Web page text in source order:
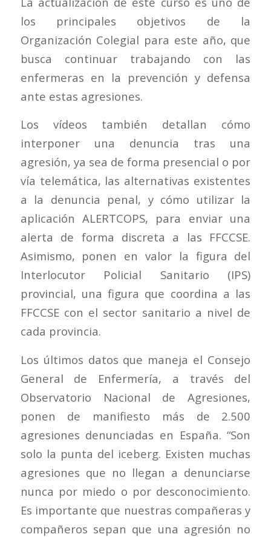
los principales objetivos de la
Organización Colegial para este año, que
busca continuar trabajando con las
enfermeras en la prevención y defensa
ante estas agresiones.
Los vídeos también detallan cómo
interponer una denuncia tras una
agresión, ya sea de forma presencial o por
vía telemática, las alternativas existentes
a la denuncia penal, y cómo utilizar la
aplicación ALERTCOPS, para enviar una
alerta de forma discreta a las FFCCSE.
Asimismo, ponen en valor la figura del
Interlocutor Policial Sanitario (IPS)
provincial, una figura que coordina a las
FFCCSE con el sector sanitario a nivel de
cada provincia.
Los últimos datos que maneja el Consejo
General de Enfermería, a través del
Observatorio Nacional de Agresiones,
ponen de manifiesto más de 2.500
agresiones denunciadas en España. “Son
solo la punta del iceberg. Existen muchas
agresiones que no llegan a denunciarse
nunca por miedo o por desconocimiento.
Es importante que nuestras compañeras y
compañeros sepan que una agresión no